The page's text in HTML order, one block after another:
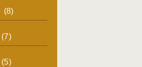
(8)
(7)
(5)